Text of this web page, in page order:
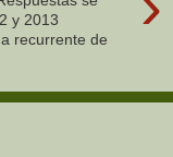
y 2013
recurrente de